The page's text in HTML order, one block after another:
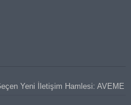
Yeni İletişim Hamlesi: AVEME